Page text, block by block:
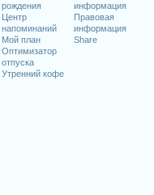
рождения
Центр
напоминаний
Мой план
Оптимизатор
отпуска
Утренний кофе
информация
Правовая
информация
Share